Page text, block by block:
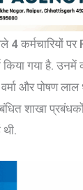
4 कर्मचारियों पर
किया गया है. उनमें
और पोषण
शाखा